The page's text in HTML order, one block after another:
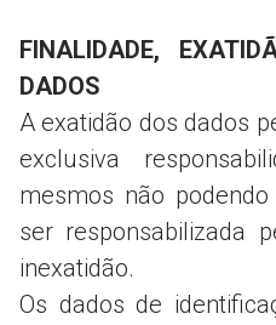
FINALIDADE,
DADOS
A exatidão dos dados
exclusiva
mesmos não
ser responsabilizada
inexatidão.
Os dados de